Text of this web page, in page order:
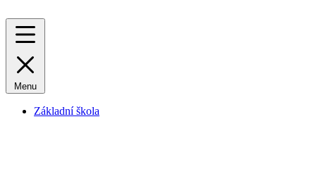
Menu
Základní škola